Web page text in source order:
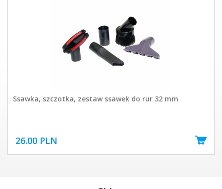
Ssawka, szczotka, zestaw ssawek do rur 32 mm
26.00 PLN